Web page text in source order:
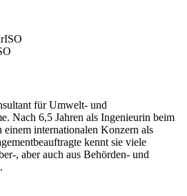
für Umwelt- und
Nach 6,5 Jahren als Ingenieurin beim
internationalen Konzern als
kennt sie viele
, aber auch aus Behörden- und